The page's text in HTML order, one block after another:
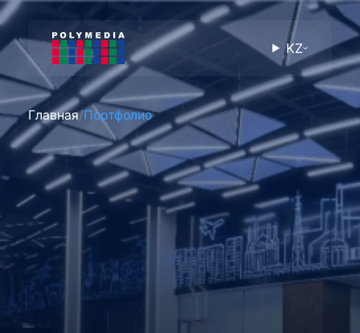
KZ
Главная Портфолио